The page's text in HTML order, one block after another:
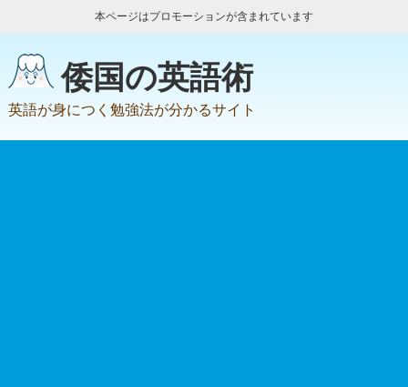
本ページはプロモーションが含まれています
倭国の英語術
英語が身につく勉強法が分かるサイト